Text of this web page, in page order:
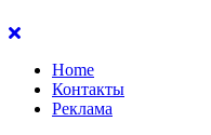
Перейти
содержанию
Home
Контакты
Реклама